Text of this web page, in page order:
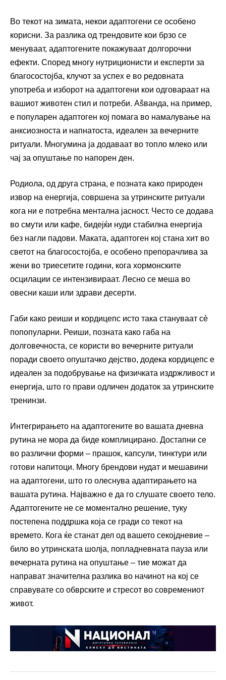
Во текот на зимата, некои адаптогени се особено
корисни. За разлика од трендовите кои брзо се
менуваат, адаптогените покажуваат долгорочни
ефекти. Според многу нутриционисти и експерти за
благосостојба, клучот за успех е во редовната
употреба и изборот на адаптогени кои одговараат на
вашиот животен стил и потреби. Аšванда, на пример,
е популарен адаптоген кој помага во намалување на
анксиозноста и напнатоста, идеален за вечерните
ритуали. Многумина ја додаваат во топло млеко или
чај за опуштање по напорен ден.
Родиола, од друга страна, е позната како природен
извор на енергија, совршена за утринските ритуали
кога ни е потребна ментална јасност. Често се додава
во смути или кафе, бидејќи нуди стабилна енергија
без нагли падови. Маката, адаптоген кој стана хит во
светот на благосостојба, е особено препорачлива за
жени во триесетите години, кога хормонските
осцилации се интензивираат. Лесно се меша во
овесни каши или здрави десерти.
Габи како реиши и кордицепс исто така стануваат сè
попопуларни. Реиши, позната како габа на
долговечноста, се користи во вечерните ритуали
поради своето опуштачко дејство, додека кордицепс е
идеален за подобрување на физичката издржливост и
енергија, што го прави одличен додаток за утринските
тренинзи.
Интегрирањето на адаптогените во вашата дневна
рутина не мора да биде комплицирано. Достапни се
во различни форми – прашок, капсули, тинктури или
готови напитоци. Многу брендови нудат и мешавини
на адаптогени, што го олеснува адаптирањето на
вашата рутина. Најважно е да го слушате своето тело.
Адаптогените не се моментално решение, туку
постепена поддршка која се гради со текот на
времето. Кога ќе станат дел од вашето секојдневие –
било во утринската шолја, попладневната пауза или
вечерната рутина на опуштање – тие можат да
направат значителна разлика во начинот на кој се
справувате со обврските и стресот во современиот
живот.